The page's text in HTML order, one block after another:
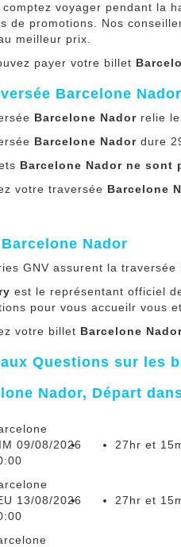
comptez voyager pendant la
de promotions. Nos
meilleur prix.
payer votre billet
Barcelone Nador
Barcelone Nador relie
Barcelone Nador dure
Barcelone Nador ne sont
votre traversée Barcelone
Nador
GNV assurent la traversée
est le représentant officiel
pour vous accueilr vous
votre billet Barcelone
Questions sur les
Nador, Départ
09/08/2026
27hr et
13/08/2026
27hr et